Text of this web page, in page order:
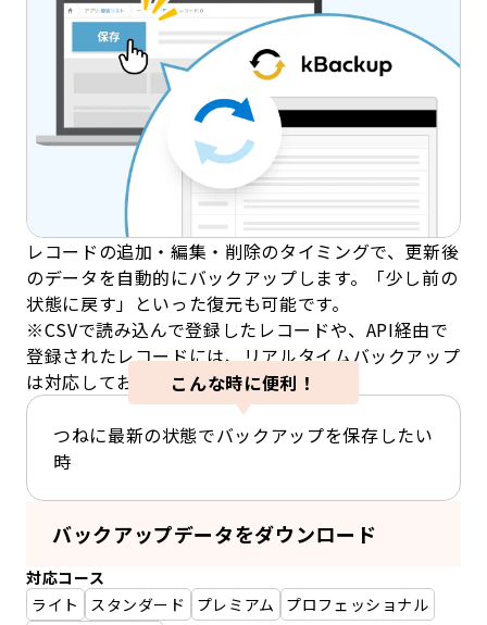
レコードの追加・編集・削除のタイミングで、更新後
のデータを自動的にバックアップします。「少し前の
状態に戻す」といった復元も可能です。
※CSVで読み込んで登録したレコードや、API経由で
登録されたレコードには、リアルタイムバックアップ
は対応しておりません。こんな時に便利！
つねに最新の状態でバックアップを保存したい
時
バックアップデータをダウンロード
対応コース
ライト
スタンダード プレミアム
プロフェッショナル